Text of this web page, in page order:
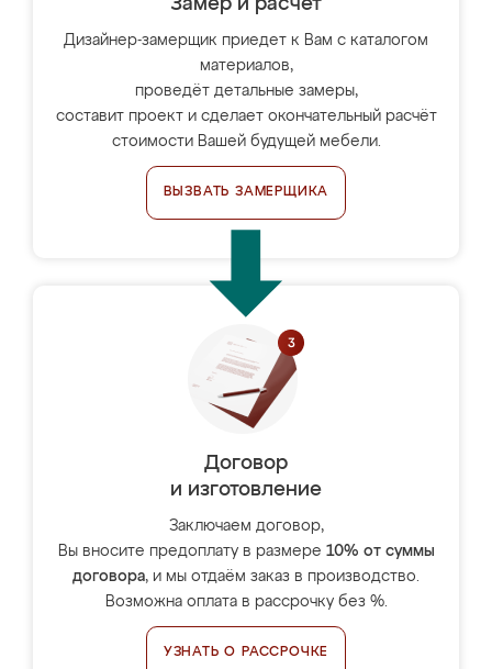
Замер и расчет
Дизайнер-замерщик приедет к Вам с каталогом
материалов,
проведёт детальные замеры,
составит проект и сделает окончательный расчёт
стоимости Вашей будущей мебели.
ВЫЗВАТЬ ЗАМЕРЩИКА
Договор
и изготовление
Заключаем договор,
Вы вносите предоплату в размере 10% от суммы
договора, и мы отдаём заказ в производство.
Возможна оплата в рассрочку без %.
УЗНАТЬ О РАССРОЧКЕ